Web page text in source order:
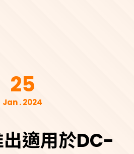
25
Jan . 2024
適用於DC-